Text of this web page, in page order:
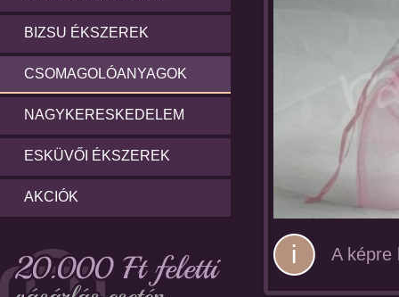
BIZSU ÉKSZEREK
CSOMAGOLÓANYAGOK
NAGYKERESKEDELEM
ESKÜVŐI ÉKSZEREK
AKCIÓK
A képre